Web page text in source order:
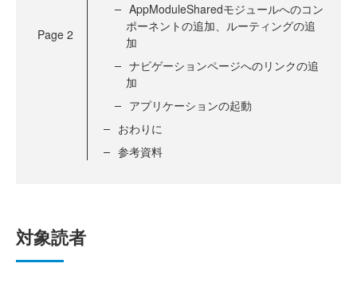
Page 2
AppModuleSharedモジュールへのコン
ポーネントの追加、ルーティングの追
加
ナビゲーションページへのリンクの追
加
アプリケーションの起動
おわりに
参考資料
対象読者